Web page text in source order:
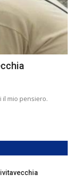
il mio pensiero.